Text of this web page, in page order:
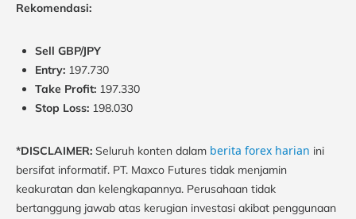
Rekomendasi:
Sell GBP/JPY
Entry: 197.730
Take Profit: 197.330
Stop Loss: 198.030
*DISCLAIMER: Seluruh konten dalam berita forex harian ini
bersifat informatif. PT. Maxco Futures tidak menjamin
keakuratan dan kelengkapannya. Perusahaan tidak
bertanggung jawab atas kerugian investasi akibat penggunaan